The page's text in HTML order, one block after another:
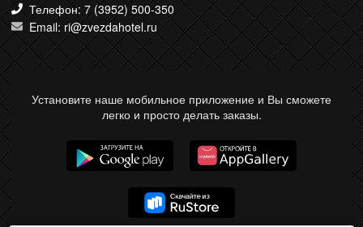
Телефон: 7 (3952) 500-350
Email: ri@zvezdahotel.ru
Установите наше мобильное приложение и Вы сможете
легко и просто делать заказы.